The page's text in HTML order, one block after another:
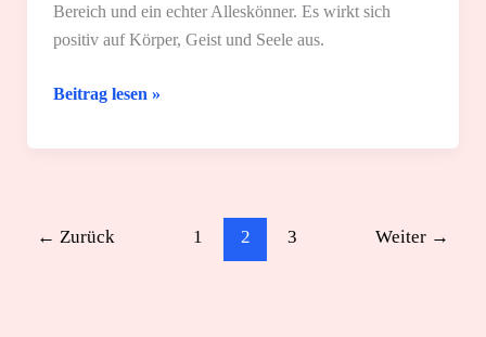
Bereich und ein echter Alleskönner. Es wirkt sich
positiv auf Körper, Geist und Seele aus.
Lavendelöl:
und
Anwendungsmöglichkeiten
Beitrag lesen »
← Zurück 1 2 3 Weiter →